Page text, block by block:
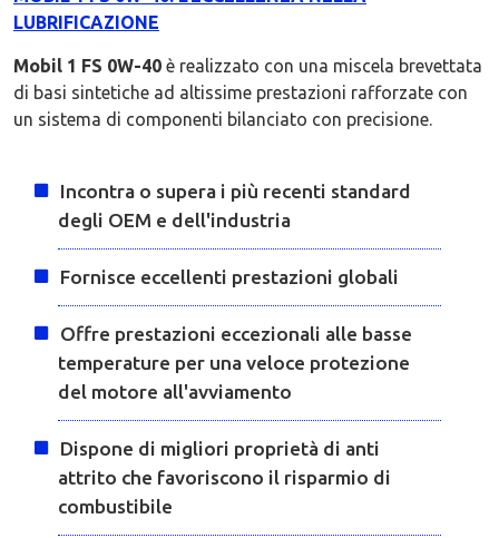
LUBRIFICAZIONE
Mobil 1 FS 0W-40 è realizzato con una miscela brevettata
di basi sintetiche ad altissime prestazioni rafforzate con
un sistema di componenti bilanciato con precisione.
Incontra o supera i più recenti standard
degli OEM e dell'industria
Fornisce eccellenti prestazioni globali
Offre prestazioni eccezionali alle basse
temperature per una veloce protezione
del motore all'avviamento
Dispone di migliori proprietà di anti
attrito che favoriscono il risparmio di
combustibile